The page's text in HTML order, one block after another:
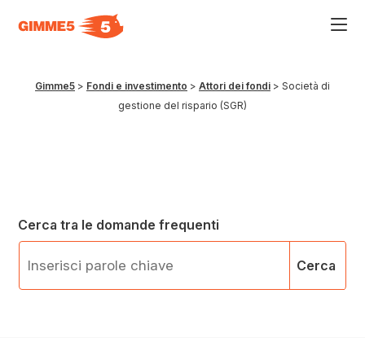
Gimme5 > Fondi e investimento > Attori dei fondi > Società di
gestione del rispario (SGR)
Cerca tra le domande frequenti
Cerca